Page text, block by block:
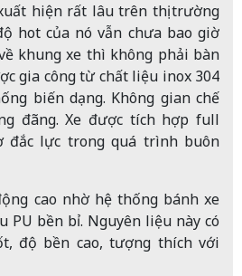
hiện rất lâu trên thị trường
hot của nó vẫn chưa bao giờ
khung xe thì không phải bàn
gia công từ chất liệu inox 304
biến dạng. Không gian chế
đãng. Xe được tích hợp full
lực trong quá trình buôn
cao nhờ hệ thống bánh xe
PU bền bỉ. Nguyên liệu này có
độ bền cao, tượng thích với